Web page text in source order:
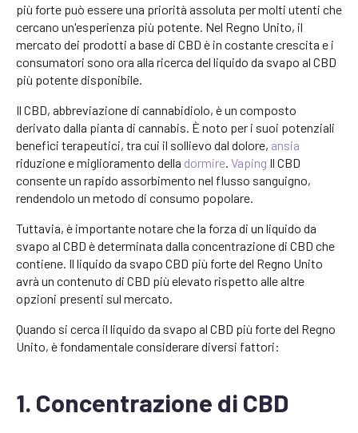
più forte può essere una priorità assoluta per molti utenti che
cercano un'esperienza più potente. Nel Regno Unito, il
mercato dei prodotti a base di CBD è in costante crescita e i
consumatori sono ora alla ricerca del liquido da svapo al CBD
più potente disponibile.
Il CBD, abbreviazione di cannabidiolo, è un composto
derivato dalla pianta di cannabis. È noto per i suoi potenziali
benefici terapeutici, tra cui il sollievo dal dolore, ansia
riduzione e miglioramento della dormire. Vaping Il CBD
consente un rapido assorbimento nel flusso sanguigno,
rendendolo un metodo di consumo popolare.
Tuttavia, è importante notare che la forza di un liquido da
svapo al CBD è determinata dalla concentrazione di CBD che
contiene. Il liquido da svapo CBD più forte del Regno Unito
avrà un contenuto di CBD più elevato rispetto alle altre
opzioni presenti sul mercato.
Quando si cerca il liquido da svapo al CBD più forte del Regno
Unito, è fondamentale considerare diversi fattori:
1. Concentrazione di CBD